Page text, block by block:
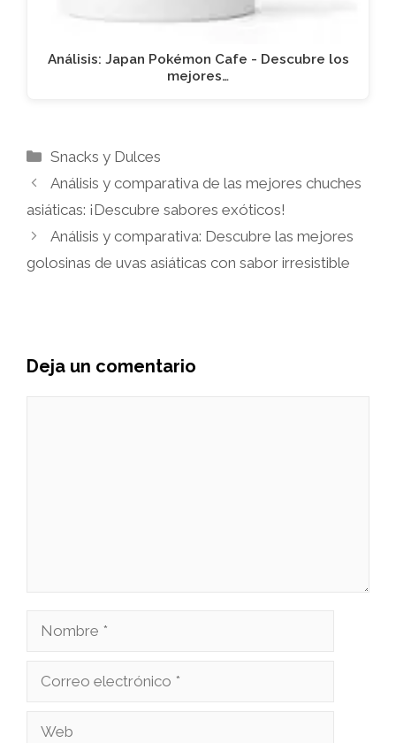
Análisis: Japan Pokémon Cafe - Descubre los
mejores…
Categorías
Snacks y Dulces
Análisis y comparativa de las mejores chuches
asiáticas: ¡Descubre sabores exóticos!
Análisis y comparativa: Descubre las mejores
golosinas de uvas asiáticas con sabor irresistible
Deja un comentario
Nombre
Correo
Web